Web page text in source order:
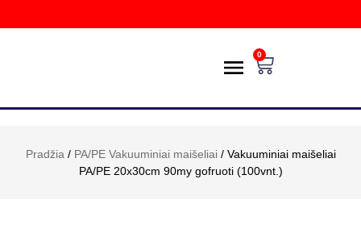
0
Pradžia / PA/PE Vakuuminiai maišeliai/ Vakuuminiai maišeliai
PA/PE 20x30cm 90my gofruoti (100vnt.)